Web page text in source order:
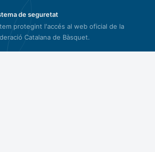
de seguretat
protegint l'accés al web oficial de la
Catalana de Bàsquet.